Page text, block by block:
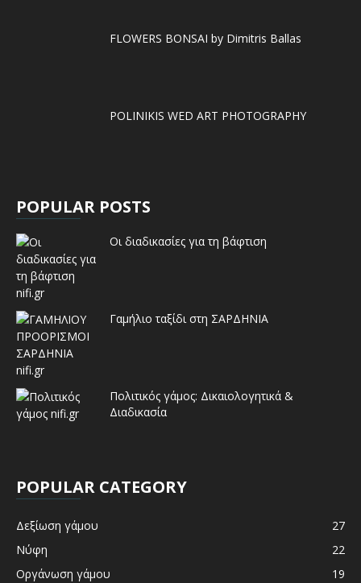
FLOWERS BONSAI by Dimitris Ballas
POLINIKIS WED ART PHOTOGRAPHY
POPULAR POSTS
Οι διαδικασίες για τη βάφτιση
Γαμήλιο ταξίδι στη ΣΑΡΔΗΝΙΑ
Πολιτικός γάμος: Δικαιολογητικά &
Διαδικασία
POPULAR CATEGORY
Δεξίωση γάμου
27
Νύφη
22
Οργάνωση γάμου
19